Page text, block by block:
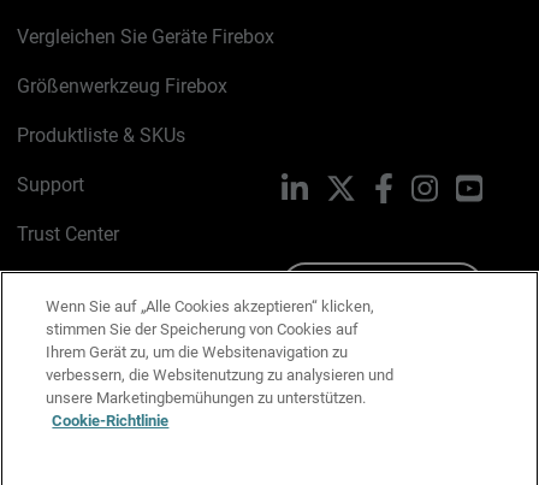
Vergleichen Sie Geräte Firebox
Größenwerkzeug Firebox
Produktliste & SKUs
Support
Trust Center
Cookie-Richtlinie
Datenschutzrichtlinie
Media & Brand Kit
LinkedIn FacebookInstagram
Wenn Sie auf „Alle Cookies akzeptieren“ klicken,
stimmen Sie der Speicherung von Cookies auf
Ihrem Gerät zu, um die Websitenavigation zu
verbessern, die Websitenutzung zu analysieren und
unsere Marketingbemühungen zu unterstützen.
Cookie-Richtlinie